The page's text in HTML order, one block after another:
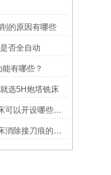
的原因有哪些
否全自动
有哪些？
选5H炮塔铣床
XK7136数控铣床可以开设哪些考核项目？
XK7136数控铣床消除接刀痕的操作